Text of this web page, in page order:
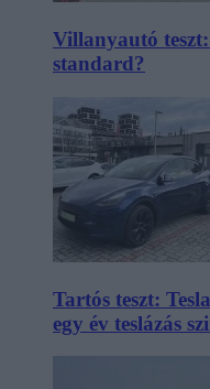
Villanyautó
standard?
Tartós teszt:
egy év teslázás